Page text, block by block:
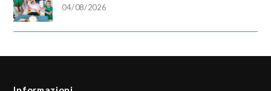
04/08/2026